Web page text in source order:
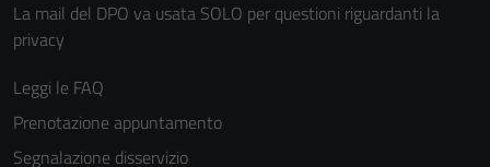
La mail del DPO va usata SOLO per questioni riguardanti la
privacy
Leggi le FAQ
Prenotazione appuntamento
Segnalazione disservizio